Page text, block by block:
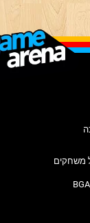
משחקים